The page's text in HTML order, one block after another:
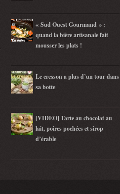
« Sud Ouest Gourmand » :
quand la bière artisanale fait
mousser les plats !
Le cresson a plus d’un tour dans
sa botte
[VIDEO] Tarte au chocolat au
lait, poires pochées et sirop
d’érable